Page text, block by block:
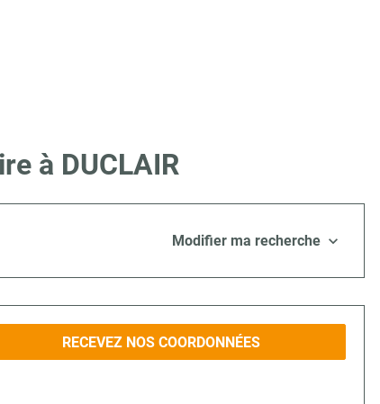
à DUCLAIR
Modifier ma recherche
RECEVEZ NOS COORDONNÉES